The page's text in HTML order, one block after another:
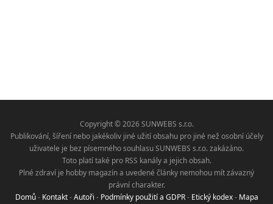
Copyright © 2026 SUNWEBS s.r.o.
Publikování, šíření nebo jakékoliv jiné užití obsahu pro jiné než osobní účely
uživatele je bez písemného souhlasu SUNWEBS s.r.o. zakázáno.
Toto platí také pro RSS kanály a jejich obsah.
Plné zdraví je hobby magazín a uvedené články nemohou mít závazný
právní charakter.
Domů- Kontakt-Autoři - Podmínky použití a GDPR- Etický kodex- Mapa